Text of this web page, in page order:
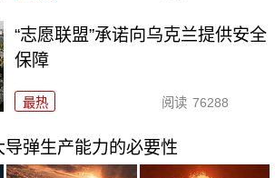
“志愿联盟”承诺向乌克兰提供安全
保障
最热 阅读 76288
弹生产能力的必要性